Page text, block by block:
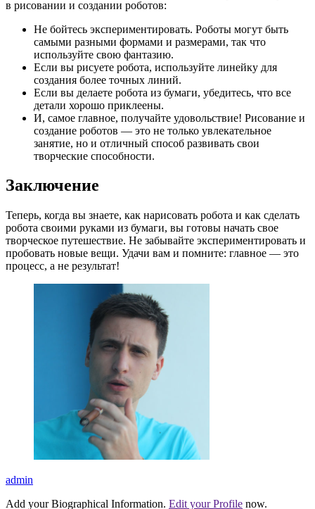
в рисовании и создании роботов:
Не бойтесь экспериментировать. Роботы могут быть
самыми разными формами и размерами, так что
используйте свою фантазию.
Если вы рисуете робота, используйте линейку для
создания более точных линий.
Если вы делаете робота из бумаги, убедитесь, что все
детали хорошо приклеены.
И, самое главное, получайте удовольствие! Рисование и
создание роботов — это не только увлекательное
занятие, но и отличный способ развивать свои
творческие способности.
Заключение
Теперь, когда вы знаете, как нарисовать робота и как сделать
робота своими руками из бумаги, вы готовы начать свое
творческое путешествие. Не забывайте экспериментировать и
пробовать новые вещи. Удачи вам и помните: главное — это
процесс, а не результат!
admin
Add your Biographical Information. Edit your Profile now.